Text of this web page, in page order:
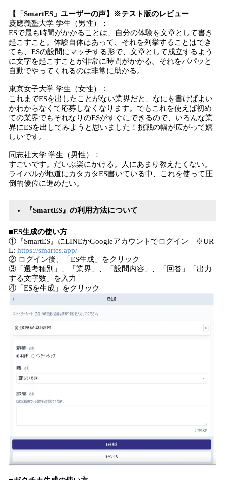
【「SmartES」ユーザーの声】※テスト版のレビュー
慶應義塾大学 学生（男性）：
ESで最も時間がかかることは、自分の体験を文章として書き
起こすこと。体験自体はあって、それを列挙することはでき
ても、ESの設問にマッチする形で、文章として成立するよう
に文字を起こすことが非常に時間がかかる。それをパパッと
自動でやってくれるのは非常に助かる。
東京女子大学 学生（女性）：
これまでESを出したことがない業界だと、なにを書けばよい
かわからなくて応募しなくなります。でもこれを使えば初め
ての業界でもそれなりのESがすぐにできるので、いろんな業
界にESを出してみようと思いました！挑戦の幅が広がって嬉
しいです。
同志社大学 学生（男性）：
すごいです。だいぶ楽にかける。人にあまり教えたくない。
ライバルが地道にカタカタES書いている中、これを使って圧
倒的優位に進めたい。
『SmartES』の利用方法について
■ES生成の使い方
①『SmartES』にLINEかGoogleアカウントでログイン ※UR
L: https://smartes.app/
② ログイン後、「ES生成」をクリック
③「選考種別」、「業界」、「設問内容」、「回答」「出力
する文字数」を入力
④「ESを生成」をクリック